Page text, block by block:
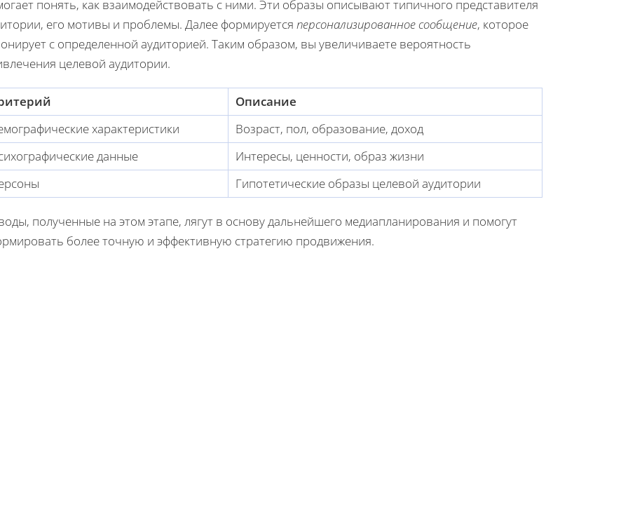
понять, как взаимодействовать с ними. Эти образы описывают типичного представителя
его мотивы и проблемы. Далее формируется персонализированное сообщение, которое
с определенной аудиторией. Таким образом, вы увеличиваете вероятность
целевой аудитории.
Описание
характеристики
Возраст, пол, образование, доход
данные
Интересы, ценности, образ жизни
Гипотетические образы целевой аудитории
полученные на этом этапе, лягут в основу дальнейшего медиапланирования и помогут
более точную и эффективную стратегию продвижения.